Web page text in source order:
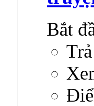
Bắt